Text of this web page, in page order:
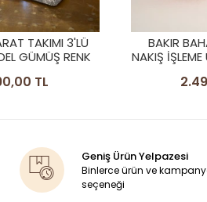
OYMA
MODEL MAT
TL
BAKIR
DÖVME
Geniş Ürün Yelpazesi
Binlerce ürün ve
seçeneği